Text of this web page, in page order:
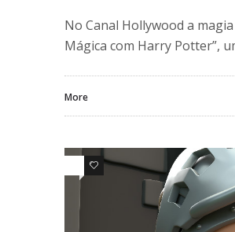
No Canal Hollywood a
Mágica com Harry Potter”,
More
0